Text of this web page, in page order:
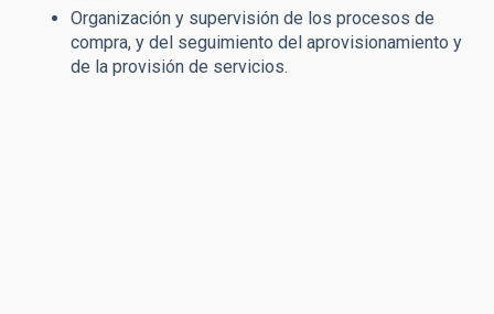
Organización y supervisión de los procesos de
compra, y del seguimiento del aprovisionamiento y
de la provisión de servicios.